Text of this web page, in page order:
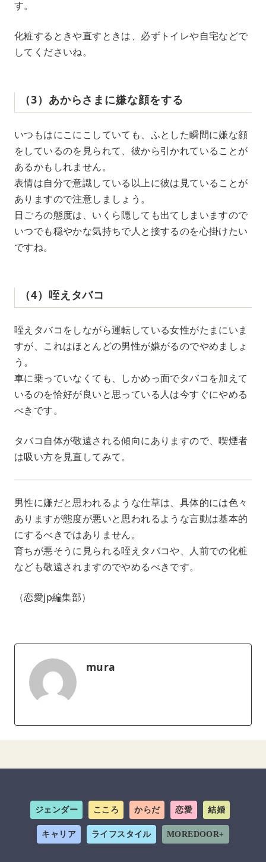
す。
化粧するときや直すときは、必ずトイレや自宅などで
してくださいね。
（3）あからさまに嫌な顔をする
いつもはにこにこしていても、ふとした瞬間に嫌な顔
をしているのを見られて、彼から引かれていることが
あるかもしれません。
表情は自分で意識している以上に彼は見ていることが
ありますので注意しましょう。
日ごろの態度は、いくら隠しても出てしまいますので
いつでも穏やかな気持ちで人と接するのを心掛けたい
ですね。
（4）咥えタバコ
咥えタバコをしながら運転している女性がたまにいま
すが、これはほとんどの男性が嫌がるのでやめましょ
う。
車に乗っていなくても、しかめっ面でタバコを加えて
いるのを恰好が良いと思っている人は今すぐにやめる
べきです。
タバコ自体が敬遠される傾向にありますので、喫煙者
は吸い方を見直してみて。
男性に嫌だと思われるような仕草は、具体的には色々
ありますが態度が悪いと思われるような言動は基本的
にするべきではありません。
育ちが悪そうに見られる咥えタバコや、人前での化粧
なども敬遠されますのでやめるべきです。
（恋愛jp編集部）
mura
ジェンダー こころ からだ 恋愛 結婚
キャリア ライフスタイル MOREDOOR+